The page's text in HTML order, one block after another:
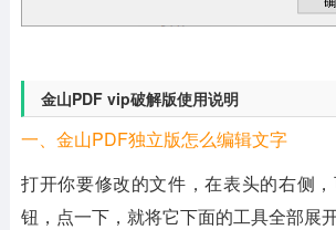
金山PDF vip破解版使用说明
一、金山PDF独立版怎么编辑文字
打开你要修改的文件，在表头的右侧，
钮，点一下，就将它下面的工具全部展